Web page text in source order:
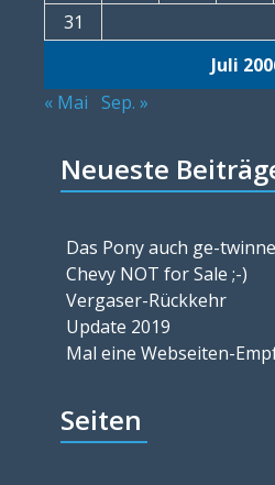
Juli
31
« Mai Sep. »
Neueste
Das Pony auch ge-
Chevy NOT for Sale ;-)
Vergaser-Rückkehr
Update 2019
Mal eine Webseiten-
Seiten